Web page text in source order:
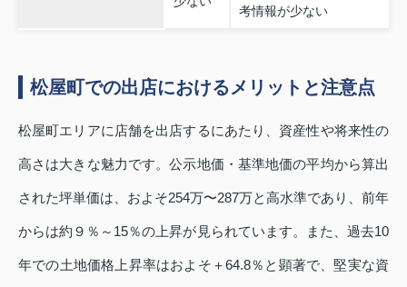
考情報が少ない
松屋町での出店におけるメリットと注意点
松屋町エリアに店舗を出店するにあたり、資産性や将来性の
高さは大きな魅力です。公示地価・基準地価の平均から算出
された坪単価は、およそ254万〜287万と高水準であり、前年
からは約９％～15％の上昇が見られています。また、過去10
年での土地価格上昇率はおよそ＋64.8％と顕著で、堅実な資